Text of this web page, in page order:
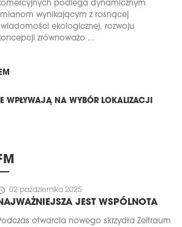
podlega dynamicznym
wynikającym z rosnącej
ekologicznej, rozwoju
zrównoważo ...
WPŁYWAJĄ NA WYBÓR LOKALIZACJI
02 października 2025
JEST WSPÓLNOTA
otwarcia nowego skrzydła Zeitraum